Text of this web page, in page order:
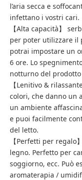
l’aria secca e
infettano i vostri cari.
【Alta capacità】
per poter utilizzare il
potrai impostare un
6 ore. Lo
notturno del
【Lenitivo &
colori, che danno un
un ambiente
e puoi facilmente
del letto.
【Perfetti per regalo
legno. Perfetto per
soggiorno, ecc. Può
aromaterapia /